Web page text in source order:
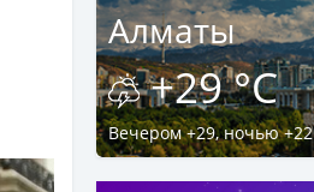
Алматы
+29 °C
Вечером +29, ночью +22